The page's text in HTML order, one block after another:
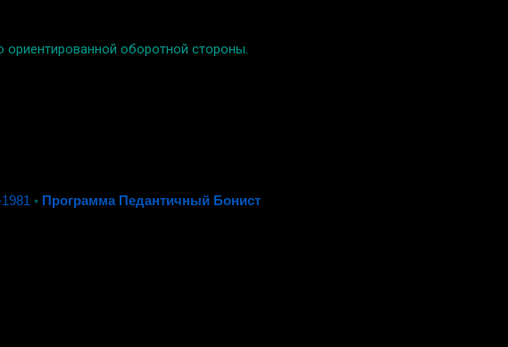
ориентированной оборотной стороны.
◦ Программа Педантичный Бонист